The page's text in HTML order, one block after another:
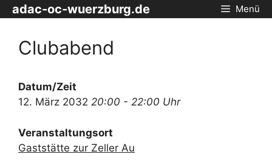
Zum
Inhalt
adac-oc-wuerzburg.de Menü
Clubabend
Datum/Zeit
12. März 2032 20:00 - 22:00 Uhr
Veranstaltungsort
Gaststätte zur Zeller Au